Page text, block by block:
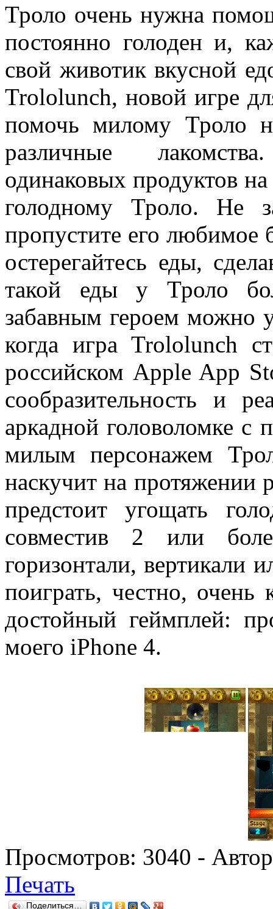
Троло очень нужна
постоянно голоден и,
свой животик вкусной
Trololunch, новой игре
помочь милому Троло
различные
одинаковых продуктов
голодному Троло. Не
пропустите его
остерегайтесь еды,
такой еды у Троло
забавным героем можно
когда игра Trololunch
российском Apple App
сообразительность и
аркадной головоломке с
милым персонажем
наскучит на протяжении
предстоит угощать
совместив 2 или
горизонтали, вертикали
поиграть, честно, очень
достойный геймплей:
моего iPhone 4.
Просмотров: 3040 -
Печать
Поделиться…